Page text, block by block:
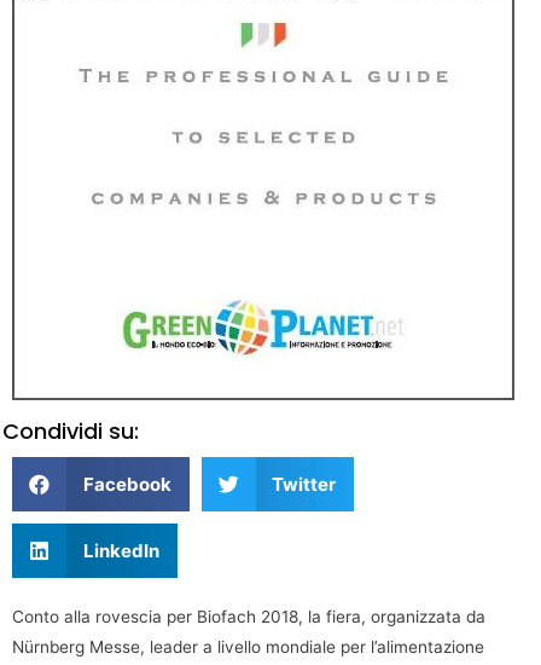
Condividi su:
Facebook Twitter
LinkedIn
Conto alla rovescia per Biofach 2018, la fiera, organizzata da
Nürnberg Messe, leader a livello mondiale per l’alimentazione